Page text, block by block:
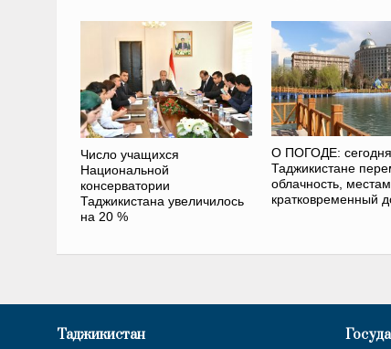
Число учащихся
Национальной
консерватории
Таджикистана увеличилось
на 20 %
О ПОГОДЕ:
Таджикистане
облачность,
кратковременный
Таджикистан